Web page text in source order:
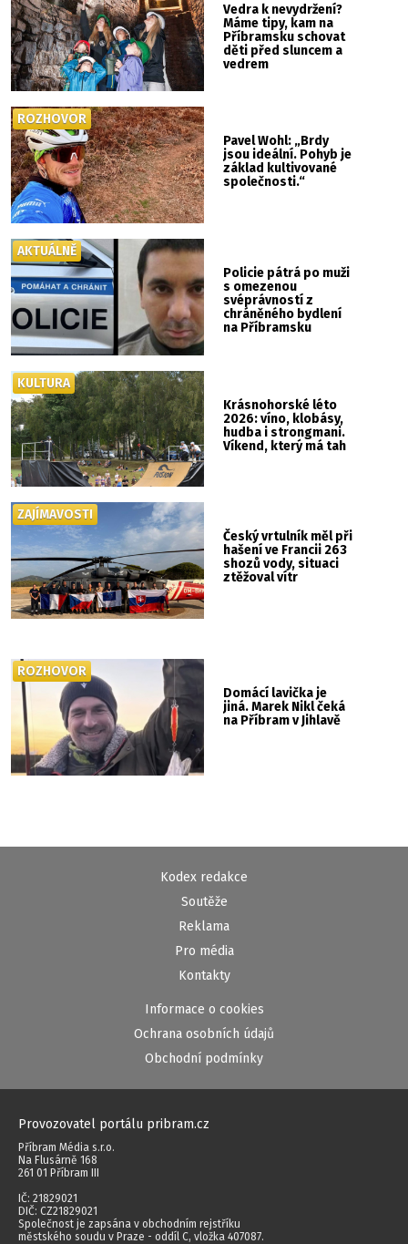
Vedra k nevydržení?
Máme tipy, kam na
Příbramsku schovat
děti před sluncem a
vedrem
Pavel Wohl: „Brdy
jsou ideální. Pohyb je
základ kultivované
společnosti.“
ROZHOVOR
Policie pátrá po muži
s omezenou
svéprávností z
chráněného bydlení
na Příbramsku
AKTUÁLNĚ
Krásnohorské léto
2026: víno, klobásy,
hudba i strongmani.
Víkend, který má tah
KULTURA
Český vrtulník měl při
hašení ve Francii 263
shozů vody, situaci
ztěžoval vítr
ZAJÍMAVOSTI
Domácí lavička je
jiná. Marek Nikl čeká
na Příbram v Jihlavě
ROZHOVOR
Kodex redakce
Soutěže
Reklama
Pro média
Kontakty
Informace o cookies
Ochrana osobních údajů
Obchodní podmínky
Provozovatel portálu pribram.cz
Příbram Média s.r.o.
Na Flusárně 168
261 01 Příbram III
IČ: 21829021
DIČ: CZ21829021
Společnost je zapsána v obchodním rejstříku
městského soudu v Praze - oddíl C, vložka 407087.